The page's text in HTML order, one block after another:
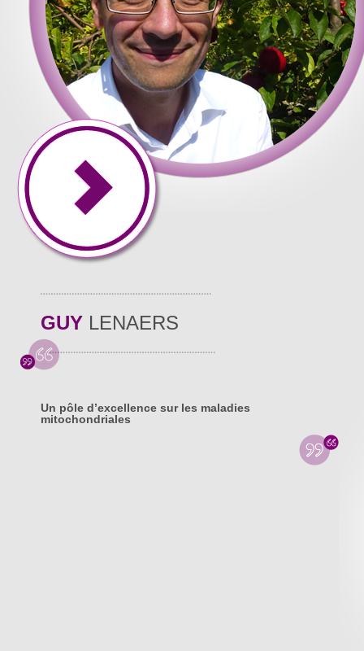
GUY LENAERS
Un pôle d’excellence sur les maladies
mitochondriales